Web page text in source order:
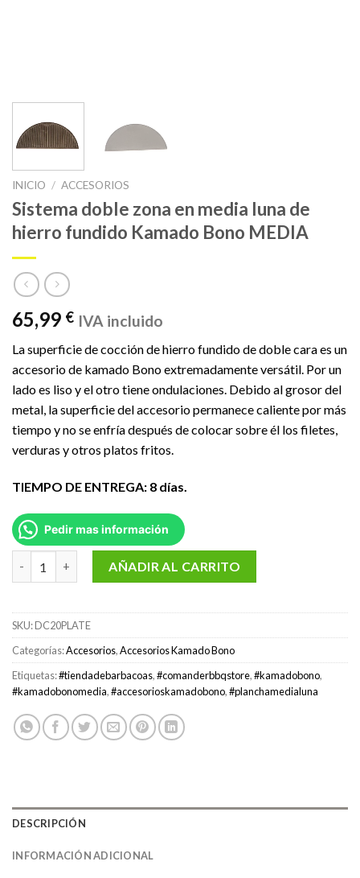
INICIO / ACCESORIOS
Sistema doble zona en media luna de
hierro fundido Kamado Bono MEDIA
65,99 € IVA incluido
La superficie de cocción de hierro fundido de doble cara es un
accesorio de kamado Bono extremadamente versátil. Por un
lado es liso y el otro tiene ondulaciones. Debido al grosor del
metal, la superficie del accesorio permanece caliente por más
tiempo y no se enfría después de colocar sobre él los filetes,
verduras y otros platos fritos.
TIEMPO DE ENTREGA: 8 días.
Pedir mas información
Sistema doble zona en media luna de hierro fundido Kamado
AÑADIR AL CARRITO
SKU:DC20PLATE
Categorías:Accesorios,Accesorios Kamado Bono
Etiquetas:#tiendadebarbacoas,#comanderbbqstore,#kamadobono,
#kamadobonomedia,#accesorioskamadobono,#planchamedialuna
DESCRIPCIÓN
INFORMACIÓN ADICIONAL